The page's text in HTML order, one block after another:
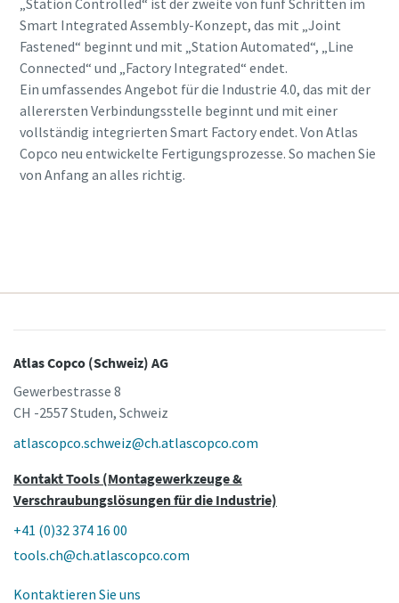
„Station Controlled“ ist der zweite von fünf Schritten im
Smart Integrated Assembly-Konzept, das mit „Joint
Fastened“ beginnt und mit „Station Automated“, „Line
Connected“ und „Factory Integrated“ endet.
Ein umfassendes Angebot für die Industrie 4.0, das mit der
allerersten Verbindungsstelle beginnt und mit einer
vollständig integrierten Smart Factory endet. Von Atlas
Copco neu entwickelte Fertigungsprozesse. So machen Sie
von Anfang an alles richtig.
Atlas Copco (Schweiz) AG
Gewerbestrasse 8
CH -2557 Studen, Schweiz
atlascopco.schweiz@ch.atlascopco.com
Kontakt Tools (Montagewerkzeuge &
Verschraubungslösungen für die Industrie)
+41 (0)32 374 16 00
tools.ch@ch.atlascopco.com
Kontaktieren Sie uns